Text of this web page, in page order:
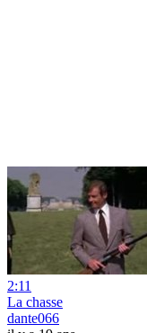
2:11
La chasse
dante066